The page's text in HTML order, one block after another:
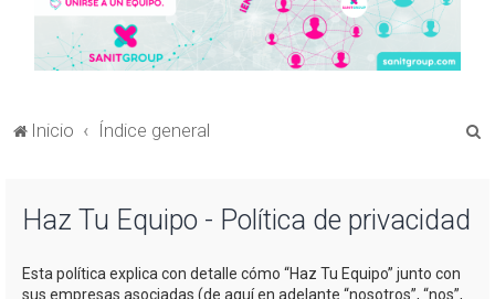
Inicio Índice general
Haz Tu Equipo - Política de privacidad
Esta política explica con detalle cómo “Haz Tu Equipo” junto con
sus empresas asociadas (de aquí en adelante “nosotros”, “nos”,